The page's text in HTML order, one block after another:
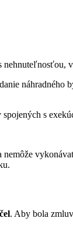
nehnuteľnosťou,
náhradného
s
. Aby bola